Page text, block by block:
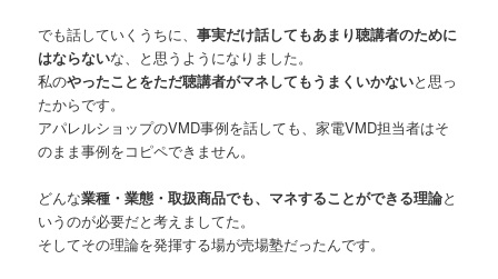
でも話していくうちに、事実だけ話してもあまり聴講者のために
はならないな、と思うようになりました。
私のやったことをただ聴講者がマネしてもうまくいかないと思っ
たからです。
アパレルショップのVMD事例を話しても、家電VMD担当者はそ
のまま事例をコピペできません。
どんな業種・業態・取扱商品でも、マネすることができる理論と
いうのが必要だと考えましてた。
そしてその理論を発揮する場が売場塾だったんです。